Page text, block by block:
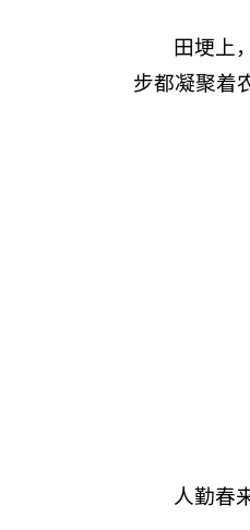
田埂上
步都凝聚着
人勤春